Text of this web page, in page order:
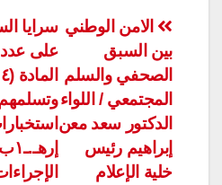
تصفّح
المقالات
سرايا
على
الامن الوطني
بين السبق
الصحفي والسلم
المجتمعي / اللواء
الدكتور سعد معن
إبراهيم رئيس
خلية الإعلام